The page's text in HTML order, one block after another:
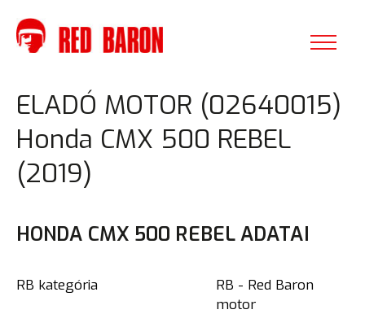
ELADÓ MOTOR (02640015)
Honda CMX 500 REBEL
(2019)
HONDA CMX 500 REBEL ADATAI
RB kategória
RB - Red Baron
motor